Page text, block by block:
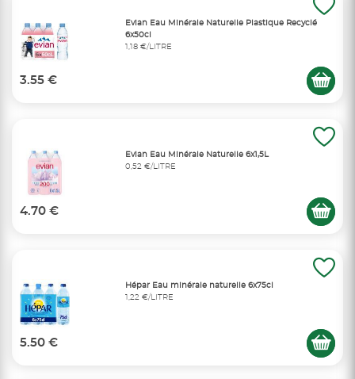
Evian Eau Minérale Naturelle Plastique Recyclé
6x50cl
1,18 €/LITRE
3.55 €
Evian Eau Minérale Naturelle 6x1,5L
0,52 €/LITRE
4.70 €
Hépar Eau minérale naturelle 6x75cl
1,22 €/LITRE
5.50 €